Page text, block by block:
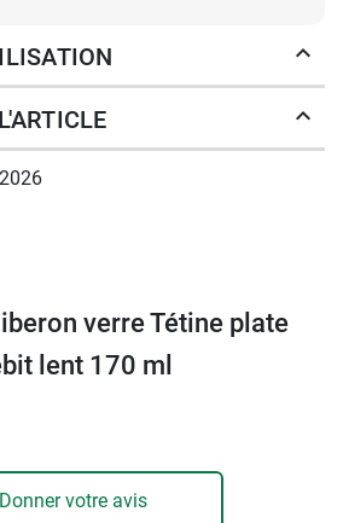
avantages du biberon
ml MAM ?
un verre premium pour
encore chaud, en toute
raison de ce choix concerne
puisqu'il n'absorbe ni
pour qu'il retrouve sa
La large ouverture de son col
verre Tétine plate
lent 170 ml
Donner votre avis